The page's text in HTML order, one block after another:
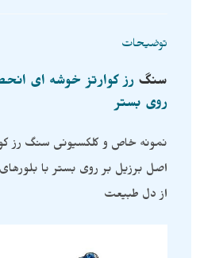
توضیحات
سنگ رز کوارتز خوشه ای
روی بستر
نمونه خاص و کلکسیونی سنگ رز
اصل برزیل بر روی بستر با
از دل طبیعت